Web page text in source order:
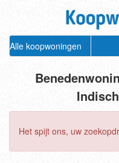
Alle koopwoningen
Het spijt ons, uw